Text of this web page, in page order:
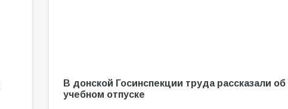
В донской Госинспекции труда рассказали об
учебном отпуске